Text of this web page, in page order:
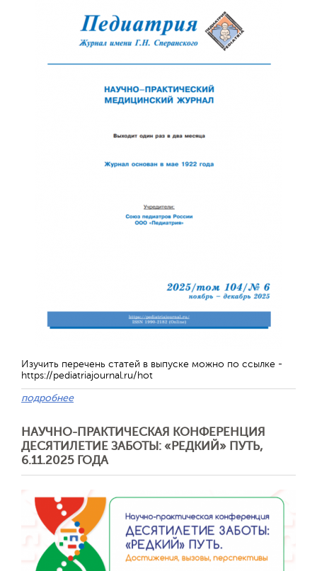
Изучить перечень статей в выпуске можно по ссылке -
https://pediatriajournal.ru/hot
подробнее
НАУЧНО-ПРАКТИЧЕСКАЯ КОНФЕРЕНЦИЯ
ДЕСЯТИЛЕТИЕ ЗАБОТЫ: «РЕДКИЙ» ПУТЬ,
6.11.2025 ГОДА